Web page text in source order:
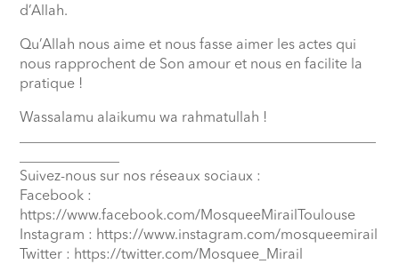
d’Allah.
Qu’Allah nous aime et nous fasse aimer les actes qui
nous rapprochent de Son amour et nous en facilite la
pratique !
Wassalamu alaikumu wa rahmatullah !
Suivez-nous sur nos réseaux sociaux :
Facebook :
https://www.facebook.com/MosqueeMirailToulouse
Instagram : https://www.instagram.com/mosqueemirail
Twitter : https://twitter.com/Mosquee_Mirail